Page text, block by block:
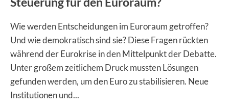
Wie werden Entscheidungen im Euroraum getroffen?
Und wie demokratisch sind sie? Diese Fragen rückten
während der Eurokrise in den Mittelpunkt der Debatte.
Unter großem zeitlichem Druck mussten Lösungen
gefunden werden, um den Euro zu stabilisieren. Neue
Institutionen und...